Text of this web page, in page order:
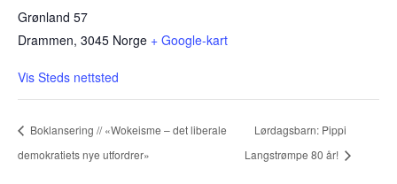
Grønland 57
Drammen, 3045 Norge + Google-kart
Vis Steds nettsted
Boklansering // «Wokeisme – det liberale
demokratiets nye utfordrer»
Lørdagsbarn: Pippi
Langstrømpe 80 år!